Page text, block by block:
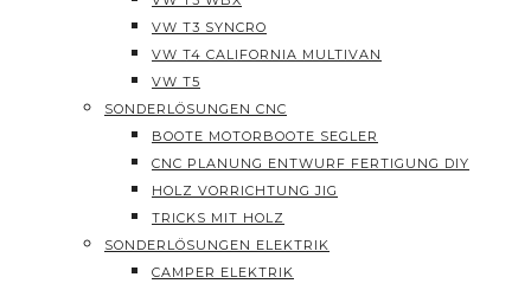
VW T3 SYNCRO
VW T4 CALIFORNIA MULTIVAN
VW T5
SONDERLÖSUNGEN CNC
BOOTE MOTORBOOTE SEGLER
CNC PLANUNG ENTWURF FERTIGUNG DIY
HOLZ VORRICHTUNG JIG
TRICKS MIT HOLZ
SONDERLÖSUNGEN ELEKTRIK
CAMPER ELEKTRIK